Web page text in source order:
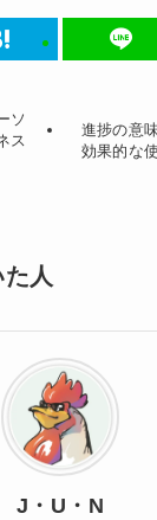
ソ
ス
進捗の意
効果的な
人
J・U・N